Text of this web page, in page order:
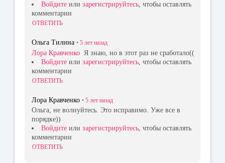
Войдите или зарегистрируйтесь, чтобы оставлять
комментарии
ОТВЕТИТЬ
Ольга Тилина • 5 лет назад
Лора Кравченко Я знаю, но в этот раз не сработало((
Войдите или зарегистрируйтесь , чтобы оставлять
комментарии
ОТВЕТИТЬ
Лора Кравченко • 5 лет назад
Ольга, не волнуйтесь. Это исправимо. Уже все в
порядке))
Войдите или зарегистрируйтесь, чтобы оставлять
комментарии
ОТВЕТИТЬ